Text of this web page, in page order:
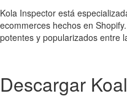
Kola Inspector está
ecommerces hechos en
potentes y popularizados entre
Descargar